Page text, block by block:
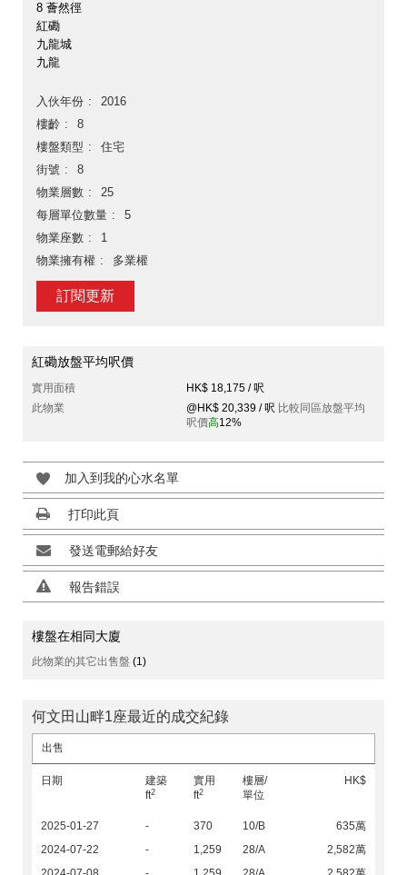
8 薈然徑
紅磡
九龍城
九龍
入伙年份
2016
樓齡
8
樓盤類型
住宅
街號
8
物業層數
25
每層單位數量
5
物業座數
1
物業擁有權
多業權
訂閱更新
紅磡放盤平均呎價
實用面積
HK$ 18,175 / 呎
此物業
@HK$ 20,339 / 呎 比較同區放盤平均
呎價高12%
加入到我的心水名單
打印此頁
發送電郵給好友
報告錯誤
樓盤在相同大廈
此物業的其它出售盤 (1)
何文田山畔1座最近的成交紀錄
出售
日期
建築
ft2
實用
ft2
樓層/
單位
HK$
2025-01-27 - 370 10/B
635萬
2024-07-22
- 1,259 28/A
2,582萬